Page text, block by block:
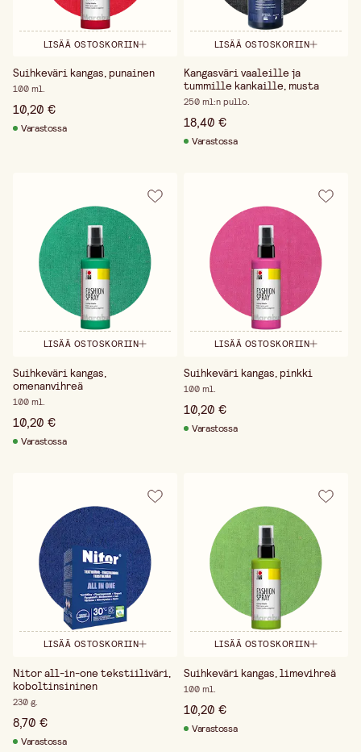
LISÄÄ OSTOSKORIIN
Suihkeväri kangas, punainen
100 ml.
10,20 €
Varastossa
LISÄÄ OSTOSKORIIN
Kangasväri vaaleille ja
tummille kankaille, musta
250 ml:n pullo.
18,40 €
Varastossa
LISÄÄ OSTOSKORIIN
Suihkeväri kangas,
omenanvihreä
100 ml.
10,20 €
Varastossa
LISÄÄ OSTOSKORIIN
Suihkeväri kangas, pinkki
100 ml.
10,20 €
Varastossa
LISÄÄ OSTOSKORIIN
Nitor all-in-one tekstiiliväri,
koboltinsininen
230 g.
8,70 €
Varastossa
LISÄÄ OSTOSKORIIN
Suihkeväri kangas, limevihreä
100 ml.
10,20 €
Varastossa